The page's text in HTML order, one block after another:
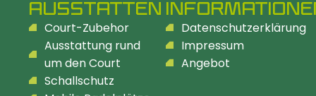
AUSSTATTEN
Court-Zubehor
Ausstattung rund
um den Court
Schallschutz
Datenschutzerklärung
Impressum
Angebot